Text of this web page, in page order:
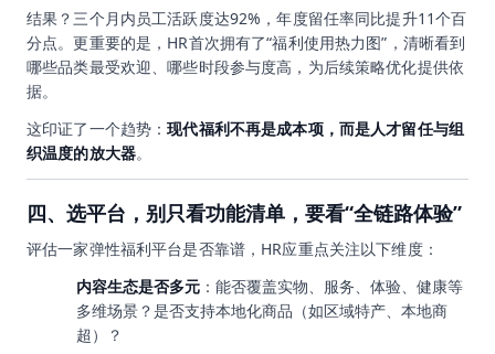
结果？三个月内员工活跃度达92%，年度留任率同比提升11个百
分点。更重要的是，HR首次拥有了“福利使用热力图”，清晰看到
哪些品类最受欢迎、哪些时段参与度高，为后续策略优化提供依
据。
这印证了一个趋势：现代福利不再是成本项，而是人才留任与组
织温度的放大器。
四、选平台，别只看功能清单，要看“全链路体验”
评估一家弹性福利平台是否靠谱，HR应重点关注以下维度：
内容生态是否多元 ：能否覆盖实物、服务、体验、健康等
多维场景？是否支持本地化商品（如区域特产、本地商
超）？